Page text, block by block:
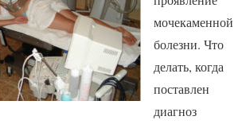
мочекаменной
болезни. Что
делать, когда
поставлен
диагноз